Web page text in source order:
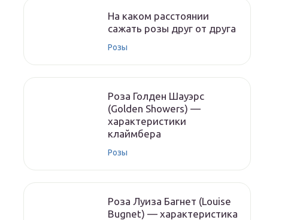
На каком расстоянии
сажать розы друг от друга
Розы
Роза Голден Шауэрс
(Golden Showers) —
характеристики
клаймбера
Розы
Роза Луиза Багнет (Louise
Bugnet) — характеристика